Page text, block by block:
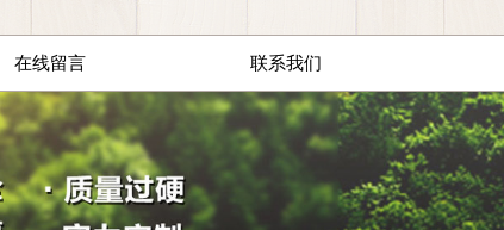
在线留言 联系我们